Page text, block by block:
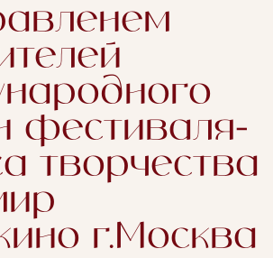
фестиваля-
творчества
г.Москва